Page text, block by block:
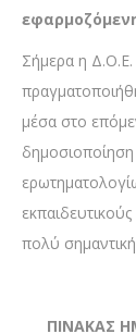
Σήμερα η
μέσα στο
πολύ
ΠΙΝΑΚΑΣ